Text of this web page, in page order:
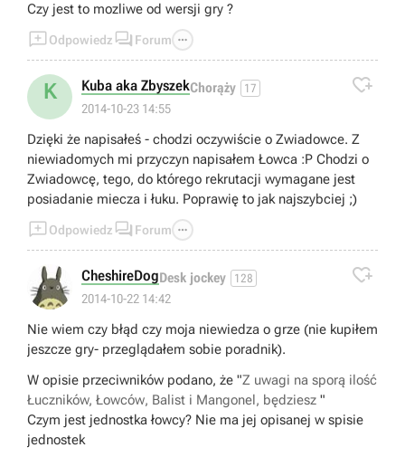
Czy jest to mozliwe od wersji gry ?
Odpowiedz  Forum 
K Kuba aka ZbyszekChorąży 17
2014-10-23 14:55

Dzięki że napisałeś - chodzi oczywiście o Zwiadowce. Z
niewiadomych mi przyczyn napisałem Łowca :P Chodzi o
Zwiadowcę, tego, do którego rekrutacji wymagane jest
posiadanie miecza i łuku. Poprawię to jak najszybciej ;)
Odpowiedz  Forum 
CheshireDogDesk jockey 128
2014-10-22 14:42

Nie wiem czy błąd czy moja niewiedza o grze (nie kupiłem
jeszcze gry- przeglądałem sobie poradnik).
W opisie przeciwników podano, że "Z uwagi na sporą ilość
Łuczników, Łowców, Balist i Mangonel, będziesz "
Czym jest jednostka łowcy? Nie ma jej opisanej w spisie
jednostek